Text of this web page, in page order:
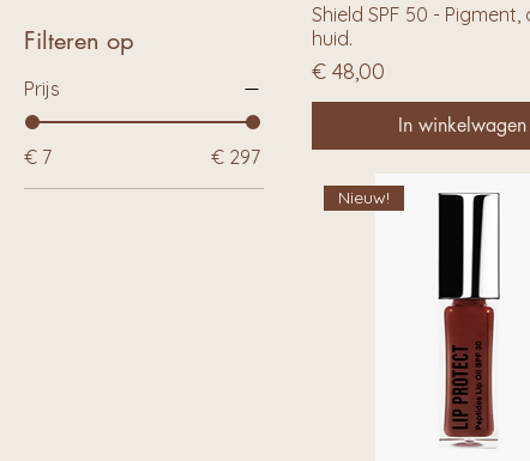
Filteren op
Prijs
€ 7 € 297
Shield SPF 50 -
huid.
Prijs
€ 48,00
In winkelwagen
Nieuw!